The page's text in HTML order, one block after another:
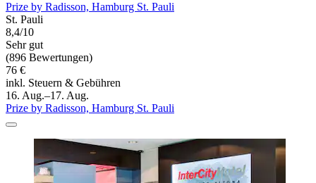
Prize by Radisson, Hamburg St. Pauli
St. Pauli
8,4/10
Sehr gut
(896 Bewertungen)
76 €
inkl. Steuern & Gebühren
16. Aug.–17. Aug.
Prize by Radisson, Hamburg St. Pauli